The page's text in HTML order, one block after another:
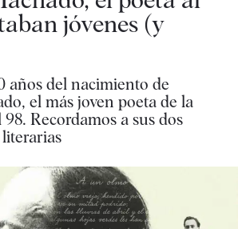
jóvenes (y
años del nacimiento de
el más joven poeta de la
Recordamos a sus dos